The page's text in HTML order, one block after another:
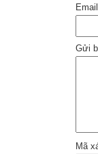
Gửi
Mã